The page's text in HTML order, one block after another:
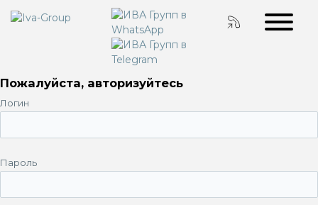
Пожалуйста, авторизуйтесь
Логин
Пароль